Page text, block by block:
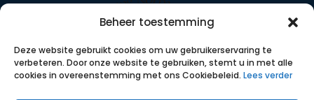
Beheer toestemming
Deze website gebruikt cookies om uw gebruikerservaring te
verbeteren. Door onze website te gebruiken, stemt u in met alle
cookies in overeenstemming met ons Cookiebeleid. Lees verder